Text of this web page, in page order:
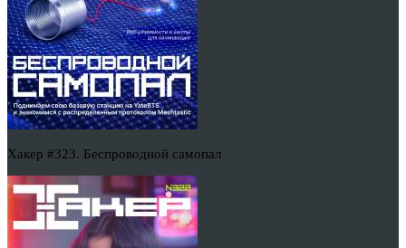
Хакер #323. Беспроводной самопал